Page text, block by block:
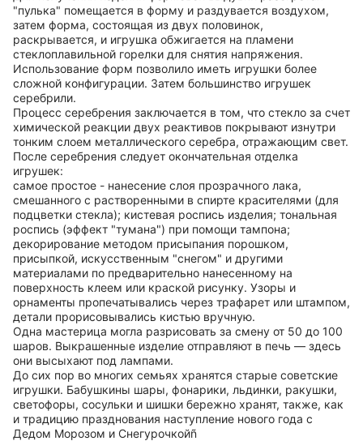
"пулька" помещается в форму и раздувается воздухом,
затем форма, состоящая из двух половинок,
раскрывается, и игрушка обжигается на пламени
стеклоплавильной горелки для снятия напряжения.
Использование форм позволило иметь игрушки более
сложной конфигурации. Затем большинство игрушек
серебрили.
Процесс серебрения заключается в том, что стекло за счет
химической реакции двух реактивов покрывают изнутри
тонким слоем металлического серебра, отражающим свет.
После серебрения следует окончательная отделка
игрушек:
самое простое - нанесение слоя прозрачного лака,
смешанного с растворенными в спирте красителями (для
подцветки стекла); кистевая роспись изделия; тональная
роспись (эффект "тумана") при помощи тампона;
декорирование методом присыпания порошком,
присыпкой, искусственным "снегом" и другими
материалами по предварительно нанесенному на
поверхность клеем или краской рисунку. Узоры и
орнаменты пропечатывались через трафарет или штампом,
детали прорисовывались кистью вручную.
Одна мастерица могла разрисовать за смену от 50 до 100
шаров. Выкрашенные изделие отправляют в печь — здесь
они высыхают под лампами.
До сих пор во многих семьях хранятся старые советские
игрушки. Бабушкины шары, фонарики, льдинки, ракушки,
светофоры, сосульки и шишки бережно хранят, также, как
и традицию празднования наступление нового года с
Дедом Морозом и Снегурочкойñ